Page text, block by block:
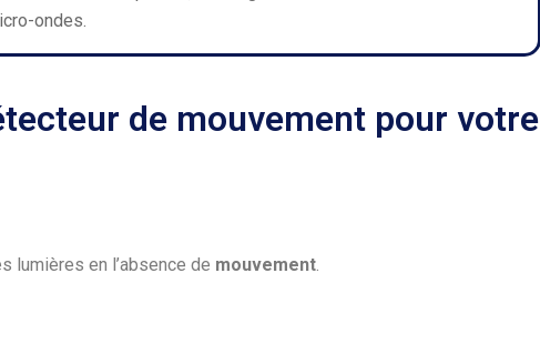
ondes.
de mouvement pour votre
lumières en l’absence de mouvement